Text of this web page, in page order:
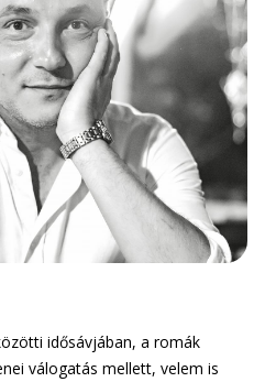
idősávjában, a romák
válogatás mellett, velem is